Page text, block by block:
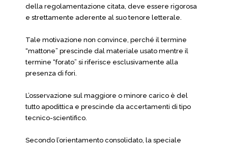
della regolamentazione citata, deve essere rigorosa
e strettamente aderente al suo tenore letterale.
Tale motivazione non convince, perché il termine
“mattone” prescinde dal materiale usato mentre il
termine “forato” si riferisce esclusivamente alla
presenza di fori.
L’osservazione sul maggiore o minore carico è del
tutto apodittica e prescinde da accertamenti di tipo
tecnico-scientifico.
Secondo l’orientamento consolidato, la speciale